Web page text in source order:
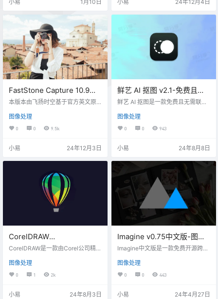
更方便。
小易 1月10日
截图效果。
小易 24年12月4日
FastStone Capture 10.9已
授权绿色汉化版-强大的屏幕
本版本由飞扬时空基于官方英文原
文件，并对相关参数进行优化设
置，力争做到更新及时、汉化彻
底、使用方便。希望大家喜欢！
图像处理
0 0 9.5k
小易 24年12月3日
鲜艺 AI 抠图 v2.1-免费且无
需联网的 AI 抠图
鲜艺 AI 抠图是一款免费且无需联网
免费提供，有单张抠图和批量抠图
功能，支持 jpg/jpeg、png、gif、w
ebp、bmp 等格式。内嵌 AI 模型，
能够自动检测图像中的主要对象。
像进行精确分割。 边缘优化：优化
处理对象边缘，保持细节清晰。 批
量处理：支持单张抠图，同时也提
供批量处…
图像处理
0 0 943
小易 24年8月8日
CorelDRAW
Graphics/Technical Suite
特别版
CorelDRAW是一款由Corel公司精心
便捷实用，可以让用户更加轻松地
进行矢量插图、页面布局、图片编
辑和设计等图像处理操作。
图像处理
0 1 2k
小易 24年8月3日
Imagine v0.75中文版-图片
大小压缩优化工具
Imagine中文版是一款免费开源跨平
PEG,WebP图片格式的压缩和转换，
具有简单友好的中文图形界面，支
持三种图片格式转换及批量压缩，
效果实时预览和压缩率大小。 软件
图像处理
0 0 443
小易 24年4月27日